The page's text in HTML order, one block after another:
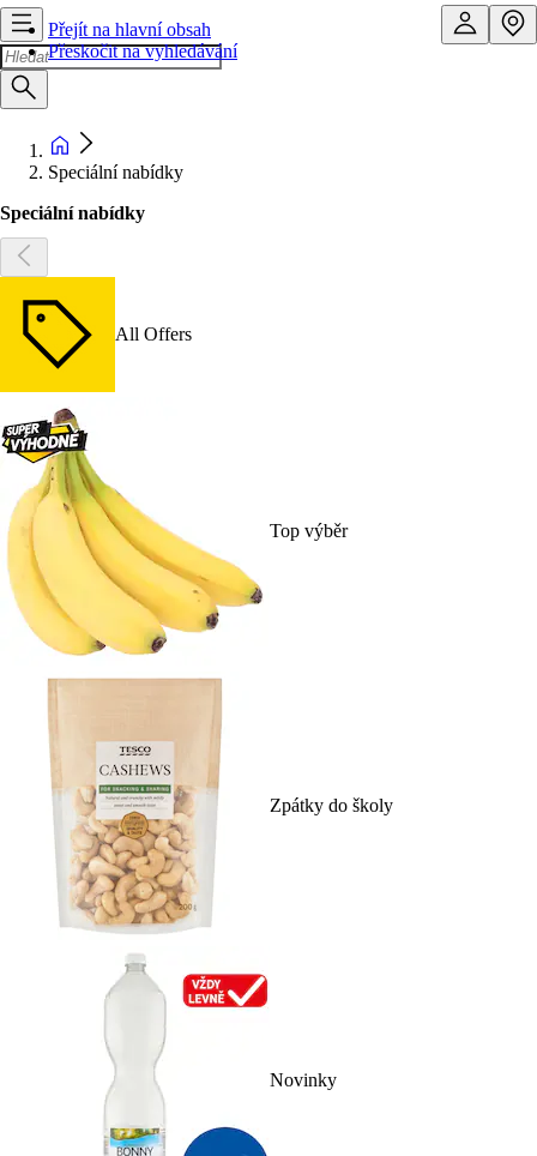
Přejít na hlavní obsah
Přeskočit na vyhledávání
Speciální nabídky
Speciální nabídky
All Offers
Top výběr
Zpátky do školy
Novinky